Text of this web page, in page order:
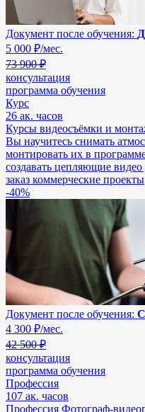
Документ после обучения:
5 000 ₽/мес.
73 900 ₽
консультация
программа обучения
Курс
26 ак. часов
Курсы видеосъёмки и
Вы научитесь снимать
монтировать их в
создавать цепляющие видео
заказ коммерческие проекты
-40%
Документ после обучения:
4 300 ₽/мес.
42 500 ₽
консультация
программа обучения
Профессия
107 ак. часов
Профессия Фотограф-